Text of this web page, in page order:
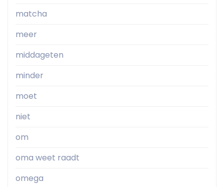
matcha
meer
middageten
minder
moet
niet
om
oma weet raadt
omega